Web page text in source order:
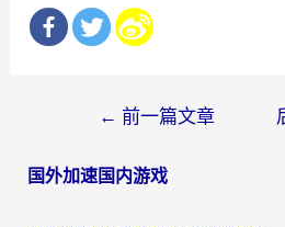
导
← 前一篇文章
国外加速国内游戏